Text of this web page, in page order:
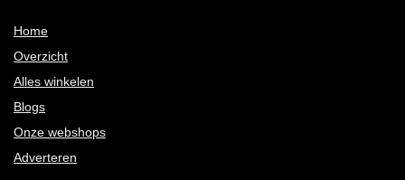
Home
Overzicht
Alles winkelen
Blogs
Onze webshops
Adverteren